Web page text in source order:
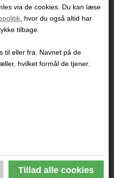
via de cookies. Du kan læse
, hvor du også altid har
tilbage.
til eller fra. Navnet på de
hvilket formål de tjener.